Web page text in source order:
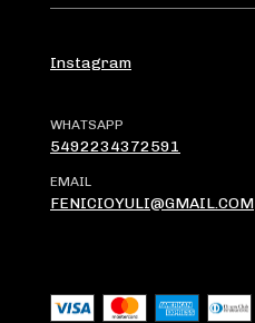
Instagram
WHATSAPP
5492234372591
EMAIL
FENICIOYULI@GMAIL.COM